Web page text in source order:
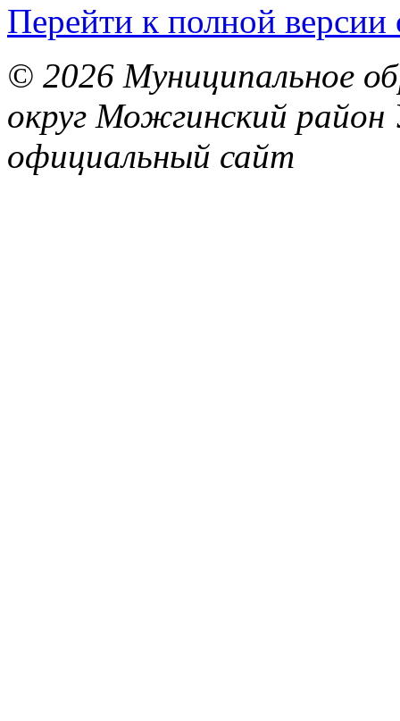
Перейти к полной версии
© 2026 Муниципальное
округ Можгинский район
официальный сайт